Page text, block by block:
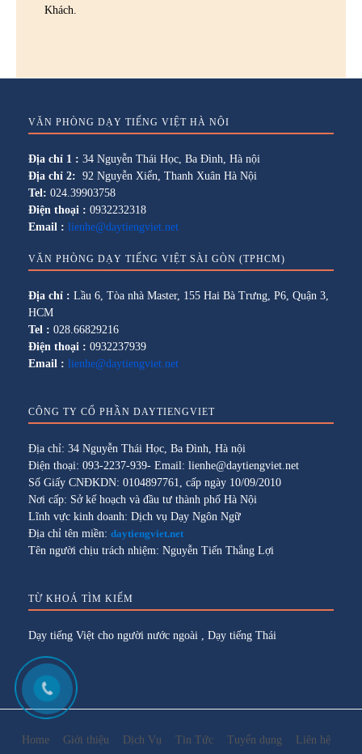
Khách.
VĂN PHÒNG DẠY TIẾNG VIỆT HÀ NỘI
Địa chỉ 1 : 34 Nguyễn Thái Học, Ba Đình, Hà nội
Địa chỉ 2: 92 Nguyễn Xiển, Thanh Xuân Hà Nội
Tel: 024.39903758
Điện thoại : 0932232318
Email : lienhe@daytiengviet.net
VĂN PHÒNG DẠY TIẾNG VIỆT SÀI GÒN (TPHCM)
Địa chỉ : Lầu 6, Tòa nhà Master, 155 Hai Bà Trưng, P6, Quận 3,
HCM
Tel : 028.66829216
Điện thoại : 0932237939
Email : lienhe@daytiengviet.net
CÔNG TY CỔ PHẦN DAYTIENGVIET
Địa chỉ: 34 Nguyễn Thái Học, Ba Đình, Hà nội
Điện thoại: 093-2237-939- Email: lienhe@daytiengviet.net
Số Giấy CNĐKDN: 0104897761, cấp ngày 10/09/2010
Nơi cấp: Sở kế hoạch và đầu tư thành phố Hà Nội
Lĩnh vực kinh doanh: Dịch vụ Dạy Ngôn Ngữ
Địa chỉ tên miền: daytiengviet.net
Tên người chịu trách nhiệm: Nguyễn Tiến Thắng Lợi
TỪ KHOÁ TÌM KIẾM
Dạy tiếng Việt cho người nước ngoài Dạy tiếng Thái
Home Giới thiệu Dịch Vụ Tin Tức Tuyển dụng Liên hệ